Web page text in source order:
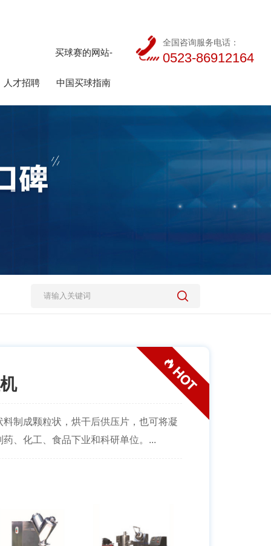
人才招聘
买球赛的网站-
中国买球指南
全国咨询服务电话：
0523-86912164
制成颗粒状，烘干后供压片，也可将凝
、化工、食品下业和科研单位。...